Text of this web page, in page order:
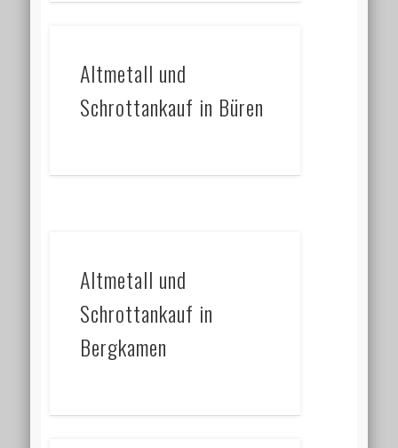
Altmetall und
Schrottankauf in Büren
Altmetall und
Schrottankauf in
Bergkamen